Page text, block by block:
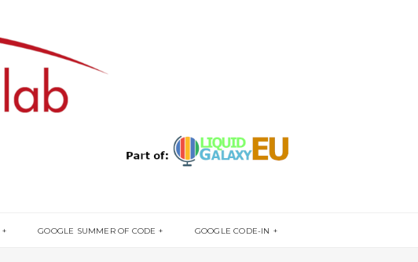
GOOGLE SUMMER OF CODE GOOGLE CODE-IN